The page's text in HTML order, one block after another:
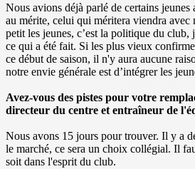
Nous avions déjà parlé de certains jeunes
au mérite, celui qui méritera viendra avec
petit les jeunes, c’est la politique du club,
ce qui a été fait. Si les plus vieux
ce début de saison, il n'y aura aucune
notre envie générale est d’intégrer les
Avez-vous des pistes pour votre
directeur du centre et entraîneur de
Nous avons 15 jours pour trouver. Il y a
le marché, ce sera un choix collégial. Il
soit dans l'esprit du club.